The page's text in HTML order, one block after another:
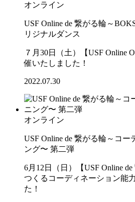
オンライン
USF Online de 繋がる輪～
リジナルダンス
７月30日（土）【USF Online
催いたしました！
2022.07.30
オンライン
USF Online de 繋がる輪～コ
ング〜 第二弾
6月12日（日）【USF Online
つくるコーディネーション能
た！